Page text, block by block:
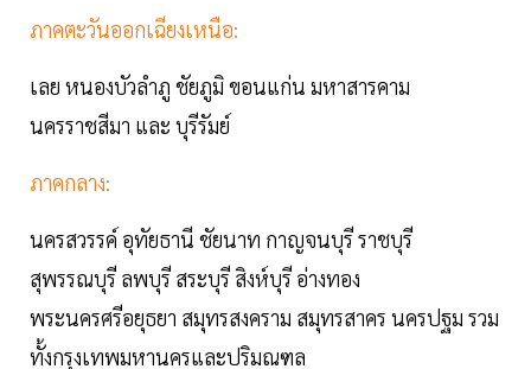
ภาคตะวันออกเฉียงเหนือ:
เลย หนองบัวลำภู ชัยภูมิ ขอนแก่น มหาสารคาม
นครราชสีมา และ บุรีรัมย์
ภาคกลาง:
นครสวรรค์ อุทัยธานี ชัยนาท กาญจนบุรี ราชบุรี
สุพรรณบุรี ลพบุรี สระบุรี สิงห์บุรี อ่างทอง
พระนครศรีอยุธยา สมุทรสงคราม สมุทรสาคร นครปฐม รวม
ทั้งกรุงเทพมหานครและปริมณฑล